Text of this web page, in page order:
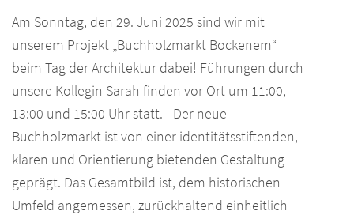
Am Sonntag, den 29. Juni 2025 sind wir mit
unserem Projekt „Buchholzmarkt Bockenem“
beim Tag der Architektur dabei! Führungen durch
unsere Kollegin Sarah finden vor Ort um 11:00,
13:00 und 15:00 Uhr statt. - Der neue
Buchholzmarkt ist von einer identitätsstiftenden,
klaren und Orientierung bietenden Gestaltung
geprägt. Das Gesamtbild ist, dem historischen
Umfeld angemessen, zurückhaltend einheitlich